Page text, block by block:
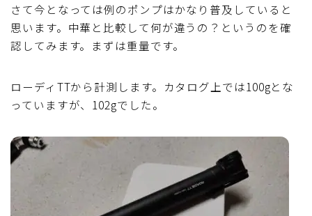
さて今となっては例のポンプはかなり普及していると
思います。中華と比較して何が違うの？というのを確
認してみます。まずは重量です。
ローディTTから計測します。カタログ上では100gとな
っていますが、102gでした。